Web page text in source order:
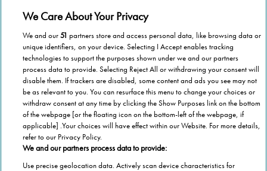
Vnútroštátne pokrytie
Nech ste kdekoľvek na Slovensku, spoločnosť Stannah je tu
pre vás, aby vám pomohla.
1,000,000 stoličkových výťahov
We Care About Your Privacy
We and our51 partners store and access personal data, like browsing data or
unique identifiers, on your device. Selecting I Accept enables tracking
technologies to support the purposes shown under we and our partners
process data to provide. Selecting Reject All or withdrawing your consent will
disable them. If trackers are disabled, some content and ads you see may not
be as relevant to you. You can resurface this menu to change your choices or
withdraw consent at any time by clicking the Show Purposes link on the bottom
of the webpage [or the floating icon on the bottom-left of the webpage, if
applicable] .Your choices will have effect within our Website. For more details,
refer to our Privacy Policy.
We and our partners process data to provide:
Use precise geolocation data. Actively scan device characteristics for